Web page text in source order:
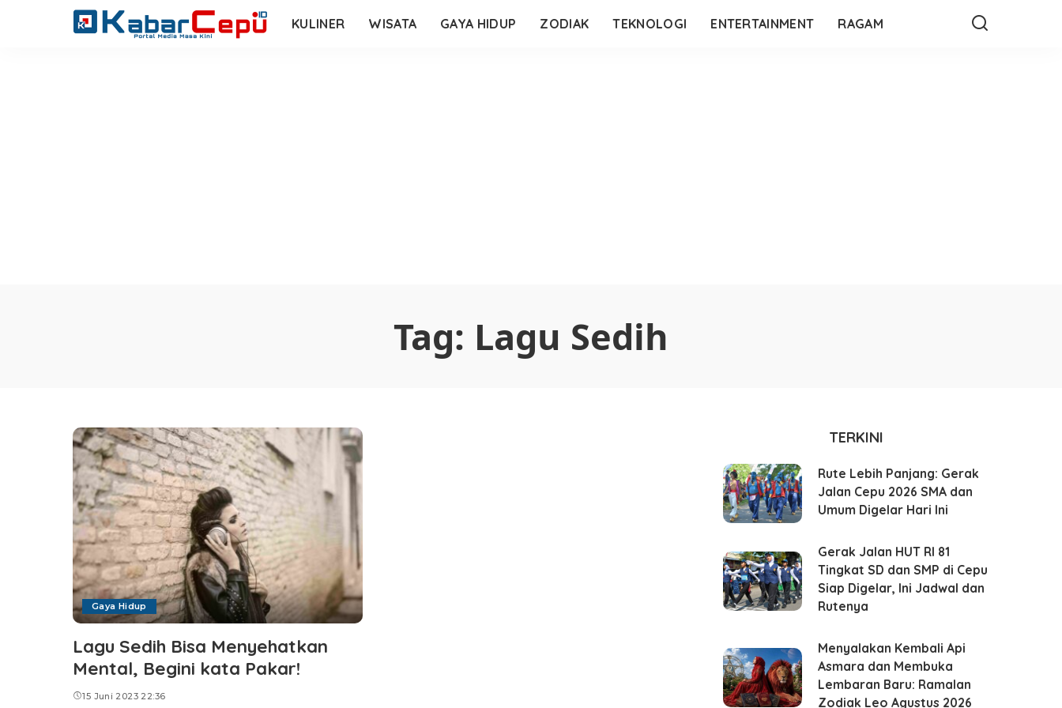
KULINER WISATA GAYA HIDUP ZODIAK TEKNOLOGI ENTERTAINMENT RAGAM
Tag: Lagu Sedih
Gaya Hidup
Lagu Sedih Bisa Menyehatkan
Mental, Begini kata Pakar!
15 Juni 2023 22:36
TERKINI
Rute Lebih Panjang: Gerak
Jalan Cepu 2026 SMA dan
Umum Digelar Hari Ini
Gerak Jalan HUT RI 81
Tingkat SD dan SMP di Cepu
Siap Digelar, Ini Jadwal dan
Rutenya
Menyalakan Kembali Api
Asmara dan Membuka
Lembaran Baru: Ramalan
Zodiak Leo Agustus 2026